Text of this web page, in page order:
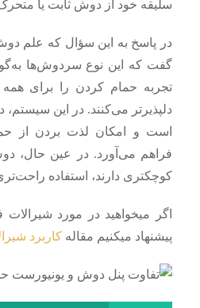
سلیقه خود از دوش ثابت یا متحرک
در پاسخ به این سؤال که علم
گفت که این نوع سردوش‌ها
تجربه حمام کردن را برای همه
دلپذیرتر می‌کنند. در این
است و امکان لذت بردن از
فراهم می‌آورد. در عین حال،
کوچکتری دارند، استفاده
اگر میخواهید در مورد شیرالات
پیشنهاد میکنیم مقاله کاربرد